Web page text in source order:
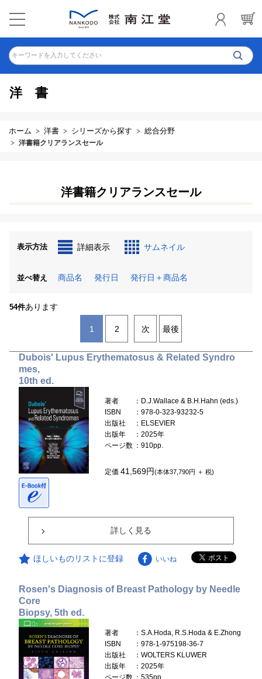
キーワードを入力してください
洋書
ホーム 洋書 シリーズから探す 総合分野
洋書籍クリアランスセール
洋書籍クリアランスセール
表示方法 詳細表示 サムネイル
並べ替え 商品名 発行日 発行日＋商品名
54件あります
1 2 次 最後
Dubois' Lupus Erythematosus & Related Syndro
mes,
10th ed.
著者
：D.J.Wallace & B.H.Hahn (eds.)
ISBN
：978-0-323-93232-5
出版社
：ELSEVIER
出版年
：2025年
ページ数 ：910pp.
定価41,569円(本体37,790円 ＋ 税)
詳しく見る
ほしいものリストに登録 いいね
Rosen's Diagnosis of Breast Pathology by Needle
Core
Biopsy, 5th ed.
著者
：S.A.Hoda, R.S.Hoda & E.Zhong
ISBN
：978-1-975198-36-7
出版社
：WOLTERS KLUWER
出版年
：2025年
ページ数 ：535pp.